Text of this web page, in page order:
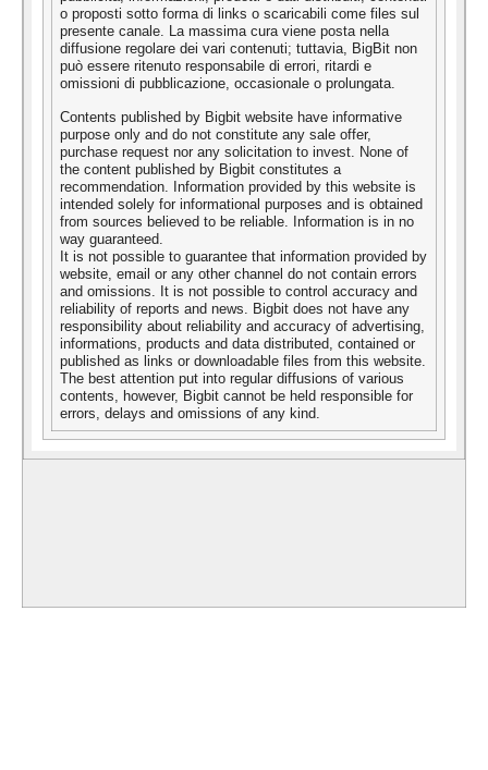
o proposti sotto forma di links o scaricabili come files sul
presente canale. La massima cura viene posta nella
diffusione regolare dei vari contenuti; tuttavia, BigBit non
può essere ritenuto responsabile di errori, ritardi e
omissioni di pubblicazione, occasionale o prolungata.
Contents published by Bigbit website have informative
purpose only and do not constitute any sale offer,
purchase request nor any solicitation to invest. None of
the content published by Bigbit constitutes a
recommendation. Information provided by this website is
intended solely for informational purposes and is obtained
from sources believed to be reliable. Information is in no
way guaranteed.
It is not possible to guarantee that information provided by
website, email or any other channel do not contain errors
and omissions. It is not possible to control accuracy and
reliability of reports and news. Bigbit does not have any
responsibility about reliability and accuracy of advertising,
informations, products and data distributed, contained or
published as links or downloadable files from this website.
The best attention put into regular diffusions of various
contents, however, Bigbit cannot be held responsible for
errors, delays and omissions of any kind.